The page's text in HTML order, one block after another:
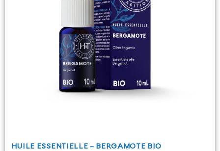
HUILE ESSENTIELLE - BERGAMOTE BIO